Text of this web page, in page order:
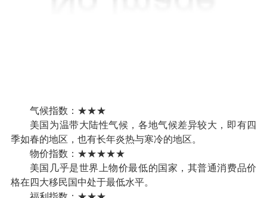
气候指数：★★★
美国为温带大陆性气候，各地气候差异较大，即有四
季如春的地区，也有长年炎热与寒冷的地区。
物价指数：★★★★★
美国几乎是世界上物价最低的国家，其普通消费品价
格在四大移民国中处于最低水平。